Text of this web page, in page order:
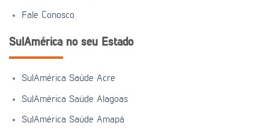
Fale Conosco
SulAmérica no seu Estado
SulAmérica Saúde Acre
SulAmérica Saúde Alagoas
SulAmérica Saúde Amapá